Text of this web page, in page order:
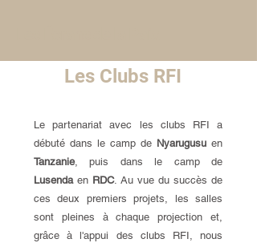
Les Clubs RFI
Le partenariat avec les clubs RFI a
débuté dans le camp de Nyarugusu en
Tanzanie, puis dans le camp de
Lusendaen RDC. Au vue du succès de
ces deux premiers projets, les salles
sont pleines à chaque projection et,
grâce à l'appui des clubs RFI, nous